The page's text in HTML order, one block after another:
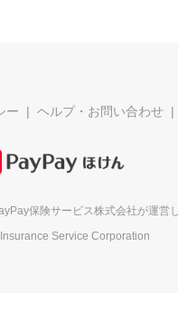
ー ヘルプ・お問い合わせ
保険サービス株式会社が運営
Service Corporation